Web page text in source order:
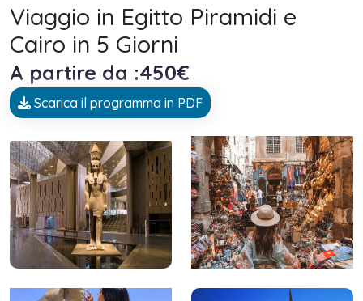
Viaggio in Egitto Piramidi e
Cairo in 5 Giorni
A partire da :450€
Scarica il programma in PDF